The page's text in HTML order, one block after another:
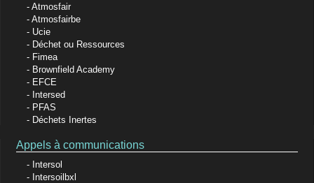
Atmosfair
Atmosfairbe
Ucie
Déchet ou Ressources
Fimea
Brownfield Academy
EFCE
Intersed
PFAS
Déchets Inertes
Appels à communications
Intersol
Intersoilbxl